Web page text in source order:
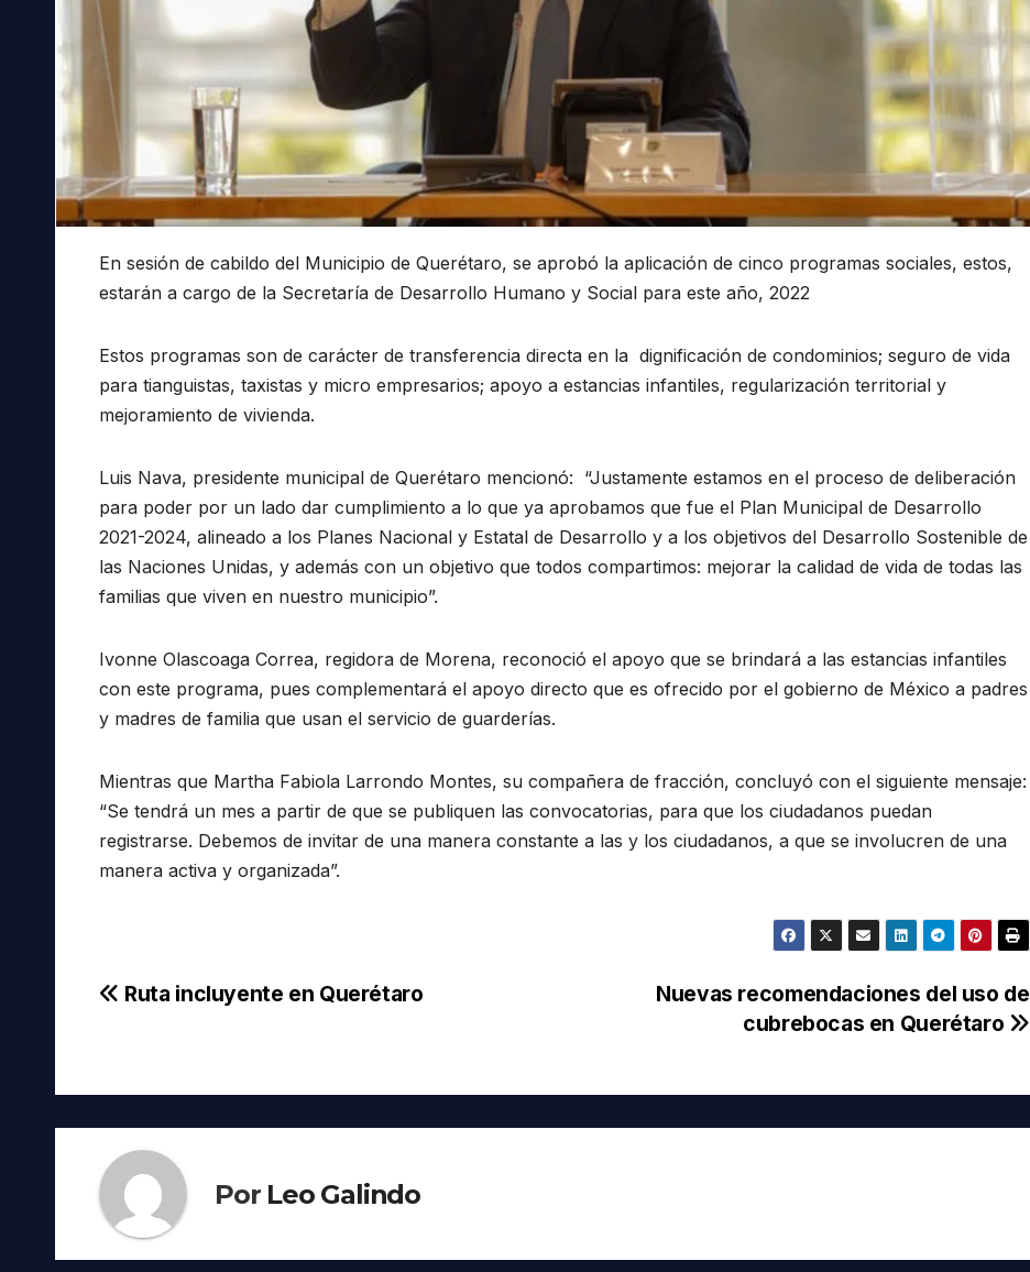
En sesión de cabildo del Municipio de Querétaro, se aprobó la aplicación de cinco programas sociales, estos,
estarán a cargo de la Secretaría de Desarrollo Humano y Social para este año, 2022
Estos programas son de carácter de transferencia directa en la dignificación de condominios; seguro de vida
para tianguistas, taxistas y micro empresarios; apoyo a estancias infantiles, regularización territorial y
mejoramiento de vivienda.
Luis Nava, presidente municipal de Querétaro mencionó: “Justamente estamos en el proceso de deliberación
para poder por un lado dar cumplimiento a lo que ya aprobamos que fue el Plan Municipal de Desarrollo
2021-2024, alineado a los Planes Nacional y Estatal de Desarrollo y a los objetivos del Desarrollo Sostenible de
las Naciones Unidas, y además con un objetivo que todos compartimos: mejorar la calidad de vida de todas las
familias que viven en nuestro municipio”.
Ivonne Olascoaga Correa, regidora de Morena, reconoció el apoyo que se brindará a las estancias infantiles
con este programa, pues complementará el apoyo directo que es ofrecido por el gobierno de México a padres
y madres de familia que usan el servicio de guarderías.
Mientras que Martha Fabiola Larrondo Montes, su compañera de fracción, concluyó con el siguiente mensaje:
“Se tendrá un mes a partir de que se publiquen las convocatorias, para que los ciudadanos puedan
registrarse. Debemos de invitar de una manera constante a las y los ciudadanos, a que se involucren de una
manera activa y organizada”.
Navegación
entradas
Nuevas recomendaciones del uso de
cubrebocas en Querétaro
Ruta incluyente en Querétaro
Por Leo Galindo